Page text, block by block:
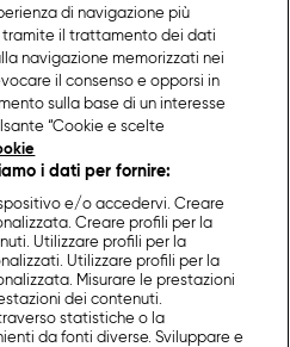
di navigazione più
tramite il trattamento dei dati
navigazione memorizzati nei
il consenso e opporsi in
sulla base di un interesse
“Cookie e scelte
i dati per fornire:
e/o accedervi. Creare
Creare profili per la
Utilizzare profili per la
Utilizzare profili per la
Misurare le prestazioni
dei contenuti.
statistiche o la
da fonti diverse. Sviluppare e